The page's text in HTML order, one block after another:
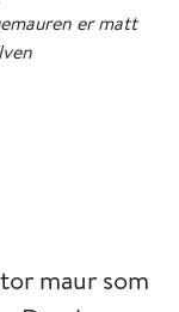
er matt
maur som